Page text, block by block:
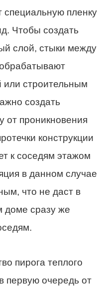
специальную пленку
Чтобы создать
слой, стыки между
или строительным
создать
от проникновения
конструкции
к соседям этажом
в данном случае
что не даст в
доме сразу же
пирога теплого
первую очередь от